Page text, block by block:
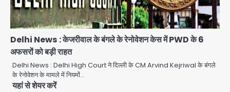
Delhi News : केजरीवाल के बंगले के रेनोवेशन केस में PWD के 6
अफसरों को बड़ी राहत
Delhi News : Delhi High Court ने दिल्ली के CM Arvind Kejriwal के बंगले
के रेनोवेशन के मामले में नियमों…
यहां से शेयर करें